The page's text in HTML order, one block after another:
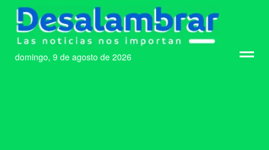
domingo, 9 de agosto de 2026